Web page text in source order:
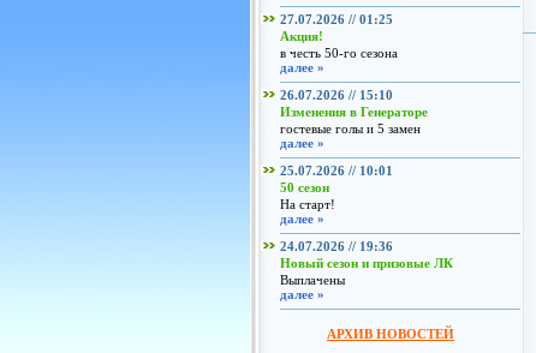
27.07.2026 // 01:25
Акция!
в честь 50-го сезона
далее »
26.07.2026 // 15:10
Изменения в Генераторе
гостевые голы и 5 замен
далее »
25.07.2026 // 10:01
50 сезон
На старт!
далее »
24.07.2026 // 19:36
Новый сезон и призовые ЛК
Выплачены
далее »
АРХИВ НОВОСТЕЙ